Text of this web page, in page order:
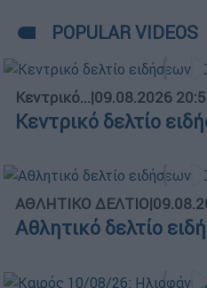
POPULAR VIDEOS
Κεντρικό...|09.08.2026
Κεντρικό δελτίο
ΑΘΛΗΤΙΚΟ ΔΕΛΤΙΟ|
Αθλητικό δελτίο